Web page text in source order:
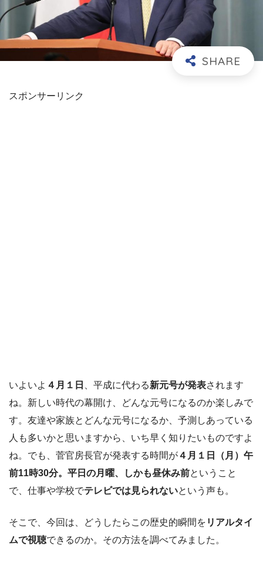
スポンサーリンク
いよいよ ４月１日 、平成に代わる新元号が発表されます
ね。新しい時代の幕開け、どんな元号になるのか楽しみで
す。友達や家族とどんな元号になるか、予測しあっている
人も多いかと思いますから、いち早く知りたいものですよ
ね。でも、菅官房長官が発表する時間が４月１日（月）午
前11時30分。平日の月曜、しかも昼休み前ということ
で、仕事や学校でテレビでは見られないという声も。
そこで、今回は、どうしたらこの歴史的瞬間を リアルタイ
ムで視聴できるのか。その方法を調べてみました。